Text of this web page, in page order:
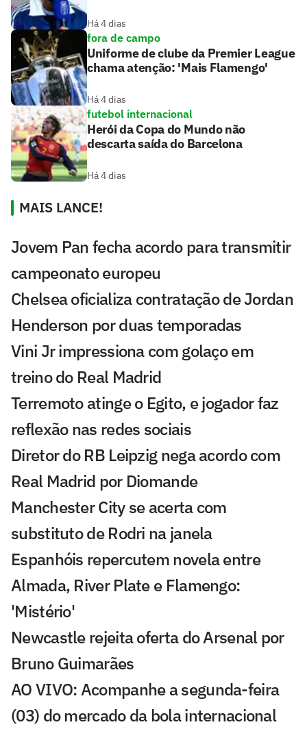
Há 4 dias
fora de campo
Uniforme de clube da Premier League
chama atenção: 'Mais Flamengo'
Há 4 dias
futebol internacional
Herói da Copa do Mundo não
descarta saída do Barcelona
Há 4 dias
MAIS LANCE!
Jovem Pan fecha acordo para transmitir
campeonato europeu
Chelsea oficializa contratação de Jordan
Henderson por duas temporadas
Vini Jr impressiona com golaço em
treino do Real Madrid
Terremoto atinge o Egito, e jogador faz
reflexão nas redes sociais
Diretor do RB Leipzig nega acordo com
Real Madrid por Diomande
Manchester City se acerta com
substituto de Rodri na janela
Espanhóis repercutem novela entre
Almada, River Plate e Flamengo:
'Mistério'
Newcastle rejeita oferta do Arsenal por
Bruno Guimarães
AO VIVO: Acompanhe a segunda-feira
(03) do mercado da bola internacional